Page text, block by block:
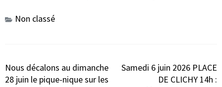
Non classé
Navigation
de
Nous décalons au dimanche
28 juin le pique-nique sur les
Samedi 6 juin 2026 PLACE
DE CLICHY 14h :